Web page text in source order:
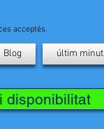
acceptés.
Blog últim minut
disponibilitat